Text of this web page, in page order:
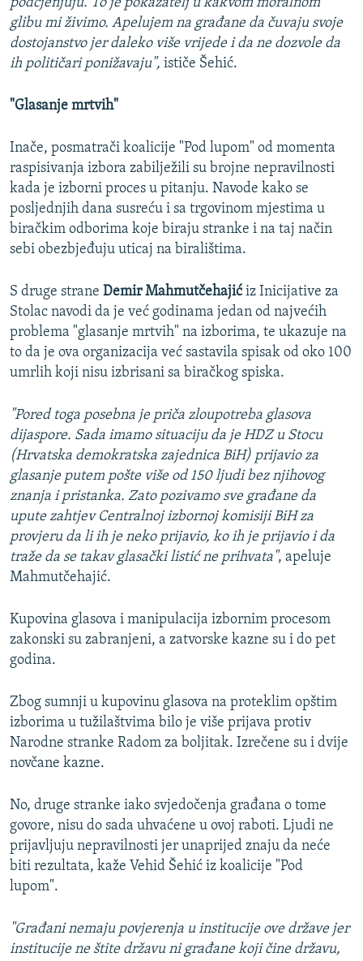
podcjenjuju. To je pokazatelj u kakvom moralnom
glibu mi živimo. Apelujem na građane da čuvaju svoje
dostojanstvo jer daleko više vrijede i da ne dozvole da
ih političari ponižavaju", ističe Šehić.
"Glasanje mrtvih"
Inače, posmatrači koalicije "Pod lupom" od momenta
raspisivanja izbora zabilježili su brojne nepravilnosti
kada je izborni proces u pitanju. Navode kako se
posljednjih dana susreću i sa trgovinom mjestima u
biračkim odborima koje biraju stranke i na taj način
sebi obezbjeđuju uticaj na biralištima.
S druge strane Demir Mahmutčehajićiz Inicijative za
Stolac navodi da je već godinama jedan od najvećih
problema "glasanje mrtvih" na izborima, te ukazuje na
to da je ova organizacija već sastavila spisak od oko 100
umrlih koji nisu izbrisani sa biračkog spiska.
"Pored toga posebna je priča zloupotreba glasova
dijaspore. Sada imamo situaciju da je HDZ u Stocu
(Hrvatska demokratska zajednica BiH) prijavio za
glasanje putem pošte više od 150 ljudi bez njihovog
znanja i pristanka. Zato pozivamo sve građane da
upute zahtjev Centralnoj izbornoj komisiji BiH za
provjeru da li ih je neko prijavio, ko ih je prijavio i da
traže da se takav glasački listić ne prihvata", apeluje
Mahmutčehajić.
Kupovina glasova i manipulacija izbornim procesom
zakonski su zabranjeni, a zatvorske kazne su i do pet
godina.
Zbog sumnji u kupovinu glasova na proteklim opštim
izborima u tužilaštvima bilo je više prijava protiv
Narodne stranke Radom za boljitak. Izrečene su i dvije
novčane kazne.
No, druge stranke iako svjedočenja građana o tome
govore, nisu do sada uhvaćene u ovoj raboti. Ljudi ne
prijavljuju nepravilnosti jer unaprijed znaju da neće
biti rezultata, kaže Vehid Šehić iz koalicije "Pod
lupom".
"Građani nemaju povjerenja u institucije ove države jer
institucije ne štite državu ni građane koji čine državu,